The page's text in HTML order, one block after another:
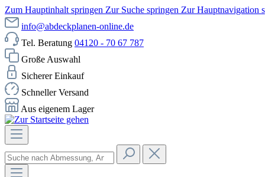
Zum Hauptinhalt springen Zur Suche springen Zur Hauptnavigation
info@abdeckplanen-online.de
Tel. Beratung 04120 - 70 67 787
Große Auswahl
Sicherer Einkauf
Schneller Versand
Aus eigenem Lager